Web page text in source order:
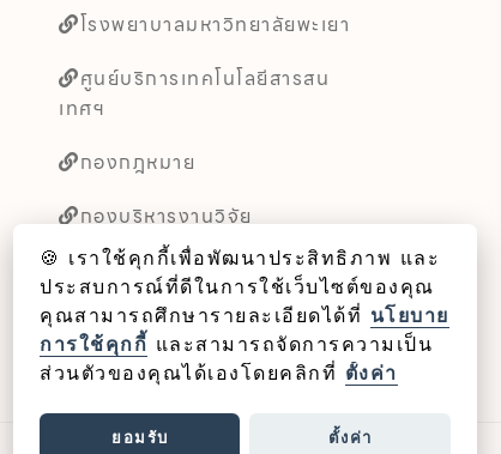
โรงพยาบาลมหาวิทยาลัยพะเยา
ศูนย์บริการเทคโนโลยีสารสน
เทศฯ
กองกฎหมาย
กองบริหารงานวิจัย
หน่วยตรวจสอบภายใน
🍪 เราใช้คุกกี้เพื่อพัฒนาประสิทธิภาพ และ
ประสบการณ์ที่ดีในการใช้เว็บไซต์ของคุณ
คุณสามารถศึกษารายละเอียดได้ที่ นโยบาย
การใช้คุกกี้ และสามารถจัดการความเป็น
ส่วนตัวของคุณได้เองโดยคลิกที่ ตั้งค่า
ยอมรับ ตั้งค่า